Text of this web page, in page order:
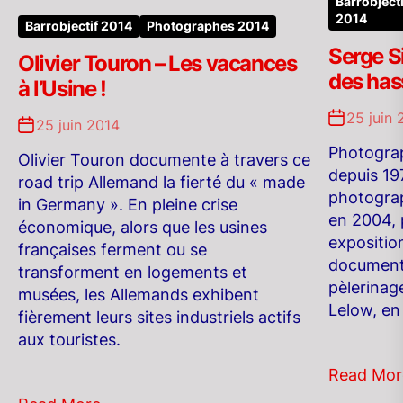
Barrobjectif 2014 Photographes 2014
Olivier Touron – Les vacances
à l’Usine !
25 juin 2014
Olivier Touron documente à travers ce
road trip Allemand la fierté du « made
in Germany ». En pleine crise
économique, alors que les usines
françaises ferment ou se
transforment en logements et
musées, les Allemands exhibent
fièrement leurs sites industriels actifs
aux touristes.
2014
Serge
des
25 juin
depuis
en 2004,
Lelow,
Read